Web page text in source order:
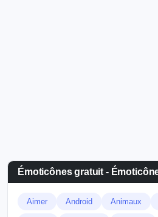
Émoticônes gratuit -
Aimer Android Animaux